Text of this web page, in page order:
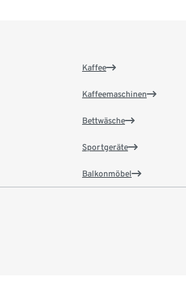
Kaffee
Kaffeemaschinen
Bettwäsche
Sportgeräte
Balkonmöbel